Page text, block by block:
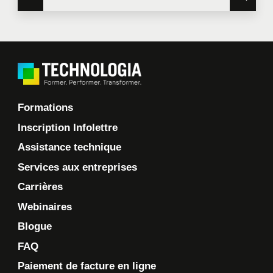
Formations
Inscription Infolettre
Assistance technique
Services aux entreprises
Carrières
Webinaires
Blogue
FAQ
Paiement de facture en ligne